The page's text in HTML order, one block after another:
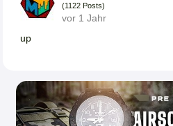
(1122 Posts)
vor 1 Jahr
up